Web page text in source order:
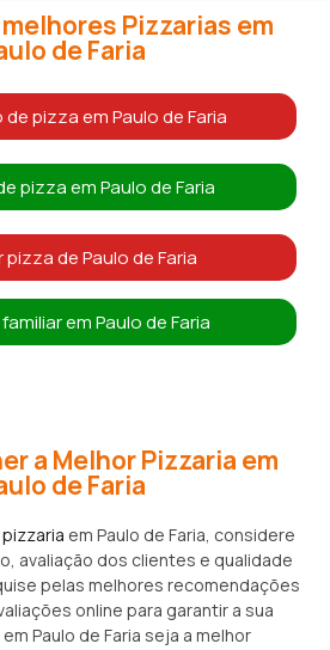
Pizzarias em
de Faria
pizza em Paulo de Faria
pizza em Paulo de Faria
pizza de Paulo de Faria
em Paulo de Faria
a Melhor Pizzaria em
de Faria
em Paulo de Faria, considere
avaliação dos clientes e qualidade
pelas melhores recomendações
online para garantir a sua
Paulo de Faria seja a melhor